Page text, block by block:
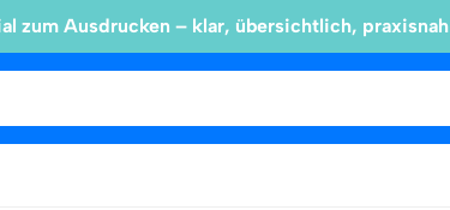
zum Ausdrucken – klar, übersichtlich, praxisnah